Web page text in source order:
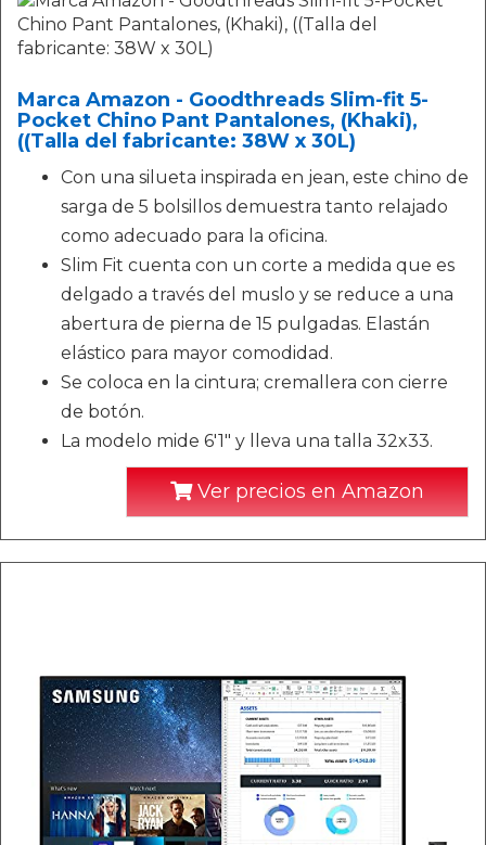
Marca Amazon - Goodthreads Slim-fit 5-
Pocket Chino Pant Pantalones, (Khaki),
((Talla del fabricante: 38W x 30L)
Con una silueta inspirada en jean, este chino de
sarga de 5 bolsillos demuestra tanto relajado
como adecuado para la oficina.
Slim Fit cuenta con un corte a medida que es
delgado a través del muslo y se reduce a una
abertura de pierna de 15 pulgadas. Elastán
elástico para mayor comodidad.
Se coloca en la cintura; cremallera con cierre
de botón.
La modelo mide 6'1" y lleva una talla 32x33.
Ver precios en Amazon